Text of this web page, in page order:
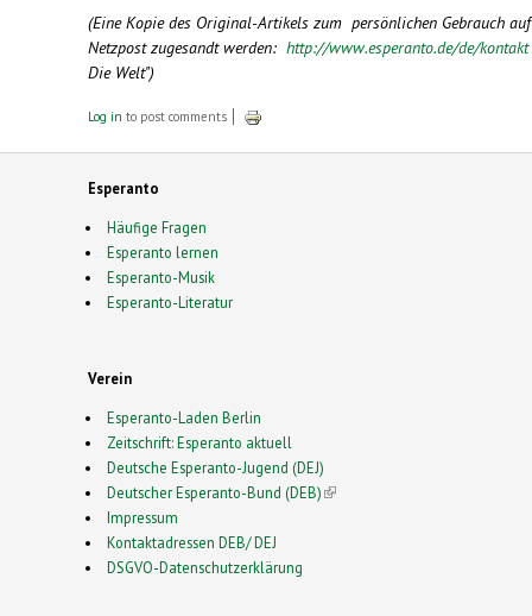
(Eine Kopie des Original-Artikels zum persönlichen Gebrauch
Netzpost zugesandt werden: http://www.esperanto.de/de/kontakt
Die Welt")
Log in to post comments
Esperanto
Häufige Fragen
Esperanto lernen
Esperanto-Musik
Esperanto-Literatur
Verein
Esperanto-Laden Berlin
Zeitschrift: Esperanto aktuell
Deutsche Esperanto-Jugend (DEJ)
Deutscher Esperanto-Bund (DEB)(link is external)
Impressum
Kontaktadressen DEB/ DEJ
DSGVO-Datenschutzerklärung